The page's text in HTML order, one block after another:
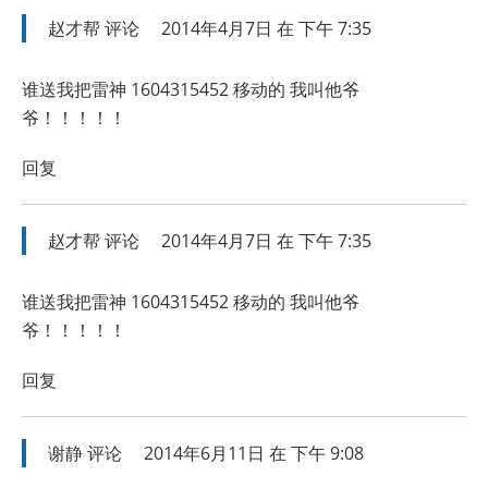
赵才帮评论 2014年4月7日 在 下午 7:35
谁送我把雷神 1604315452 移动的 我叫他爷
爷！！！！！
回复
赵才帮评论 2014年4月7日 在 下午 7:35
谁送我把雷神 1604315452 移动的 我叫他爷
爷！！！！！
回复
谢静评论 2014年6月11日 在 下午 9:08